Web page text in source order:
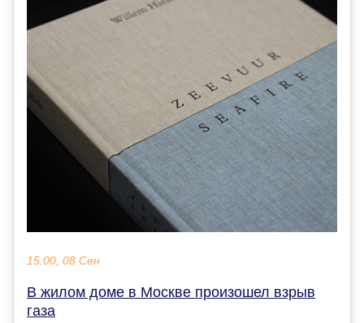
15:00, 08 Сен
В жилом доме в Москве произошел взрыв
газа